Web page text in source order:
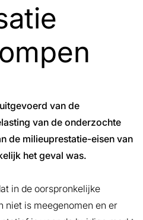
van de
van de onderzochte
de milieuprestatie-eisen van
het geval was.
in de oorspronkelijke
niet is meegenomen en er